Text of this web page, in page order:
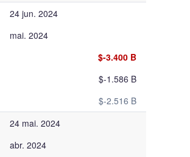
24 jun. 2024
mai. 2024
$-3.400 B
$-1.586 B
$-2.516 B
24 mai. 2024
abr. 2024